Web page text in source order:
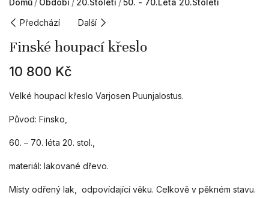
Domů Období 20.století
50. - 70.léta 20.století
Předchází
Další
Finské houpací křeslo
10 800 Kč
Velké houpací křeslo Varjosen Puunjalostus.
Původ: Finsko,
60. – 70. léta 20. stol.,
materiál: lakované dřevo.
Místy odřený lak, odpovídající věku. Celkově v pěkném stavu.